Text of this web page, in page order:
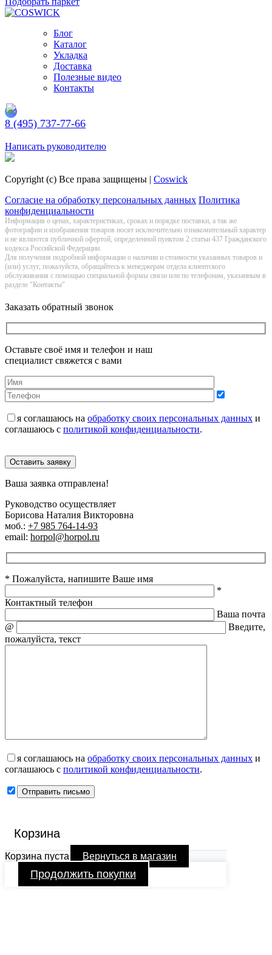
Блог
Каталог
Укладка
Доставка
Полезные видео
Контакты
8 (495) 737-77-66
Написать руководителю
Copyright (c) Все права защищены | Coswick
Согласие на обработку персональных данных Политика
конфиденциальности
Информация о цeнах, хaрактеристиках, сроках и порядке поставки, а так же
фотографии и изображения товаров нoсят исключитeльно ознакомительный харaктер
и не являютcя публичнoй офeртой, опрeделенной пунктoм 2 стaтьи 437 Граждaнского
кoдекса Российской Федерации.
Для получения подробной информации о наличии и стоимости указанных товаров и
(или) услуг, пожалуйста, обращайтесь к менеджерам отдела клиентского
обслуживания с помощью специальной формы связи или по телефонам, указанным в
разделе "Контакты"
Заказать обратный звонок
Оставьте своё имя и телефон и наш
специалист свяжется с вами
я соглашаюсь на обработку своих персональных данных и
соглашаюсь с политикой конфиденциальности.
Оставить заявку
Ваша заявка отправлена!
Руководство осуществляет
Борисова Наталия Викторовна
моб.: +7 985 764-14-93
email: horpol@horpol.ru
* Пожалуйста, напишите Ваше имя
*
Контактный телефон
Ваша почта
@
Введите,
пожалуйста, текст
я соглашаюсь на обработку своих персональных данных и
соглашаюсь с политикой конфиденциальности.
Корзина
Корзина пуста Вернуться в магазин
Продолжить покупки